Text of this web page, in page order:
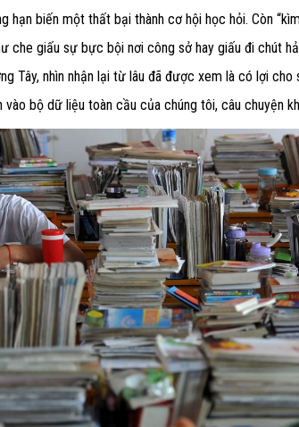
hạn biến một thất bại thành cơ hội học hỏi. Còn
che giấu sự bực bội nơi công sở hay giấu đi chút
Tây, nhìn nhận lại từ lâu đã được xem là có lợi
bộ dữ liệu toàn cầu của chúng tôi, câu chuyện